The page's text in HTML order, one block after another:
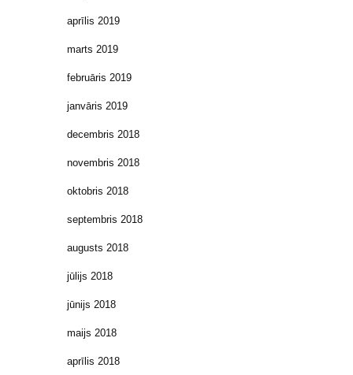
aprīlis 2019
marts 2019
februāris 2019
janvāris 2019
decembris 2018
novembris 2018
oktobris 2018
septembris 2018
augusts 2018
jūlijs 2018
jūnijs 2018
maijs 2018
aprīlis 2018